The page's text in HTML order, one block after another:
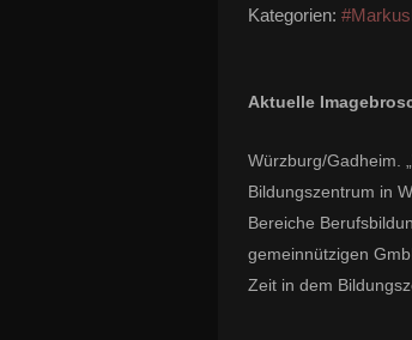
Kategorien:
Aktuelle
Würzburg/Gadheim.
Bildungszentrum in
Bereiche
gemeinnützigen
Zeit in dem